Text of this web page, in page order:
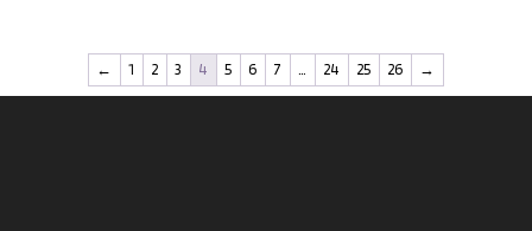
← 1 2 3 4 5 6 7 … 24 25 26 →